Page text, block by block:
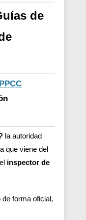
de
la autoridad
que viene del
inspector de
forma oficial,